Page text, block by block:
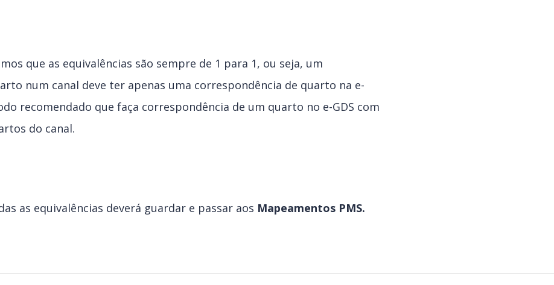
que as equivalências são sempre de 1 para 1, ou seja, um
num canal deve ter apenas uma correspondência de quarto na e-
recomendado que faça correspondência de um quarto no e-GDS com
do canal.
as equivalências deverá guardar e passar aos Mapeamentos PMS.